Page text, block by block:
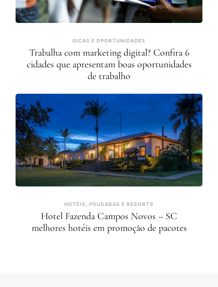
DICAS E OPORTUNIDADES
Trabalha com marketing digital? Confira 6
cidades que apresentam boas oportunidades
de trabalho
HOTÉIS, POUSADAS E RESORTS
Hotel Fazenda Campos Novos – SC
melhores hotéis em promoção de pacotes